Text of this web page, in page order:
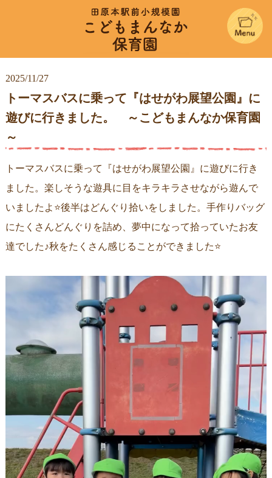
こどもまん
2025/11/27
トーマスバスに乗って『はせがわ展望公園』に
遊びに行きました。 ～こどもまんなか保育園
～
トーマスバスに乗って『はせがわ展望公園』に遊びに行き
ました。楽しそうな遊具に目をキラキラさせながら遊んで
いましたよ⭐️後半はどんぐり拾いをしました。手作りバッグ
にたくさんどんぐりを詰め、夢中になって拾っていたお友
達でした♪秋をたくさん感じることができました⭐️
ー
ヤ